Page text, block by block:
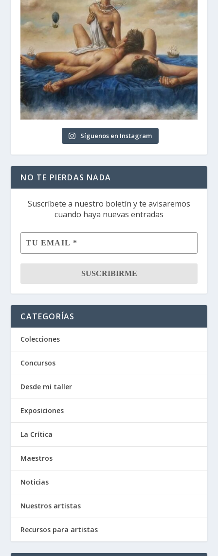
Síguenos en Instagram
NO TE PIERDAS NADA
Suscríbete a nuestro boletín y te avisaremos
cuando haya nuevas entradas
CATEGORÍAS
Colecciones
Concursos
Desde mi taller
Exposiciones
La Crítica
Maestros
Noticias
Nuestros artistas
Recursos para artistas